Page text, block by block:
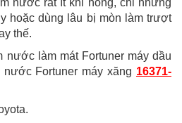
nước rất ít khi hỏng, chỉ những
hoặc dùng lâu bị mòn làm trượt
thế.
nước làm mát Fortuner máy dầu
Fortuner máy xăng 16371-